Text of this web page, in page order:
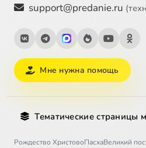
support@predanie.ru
Мне нужна помощь
Тематические страницы
Рождество ХристовоПасхаВеликий